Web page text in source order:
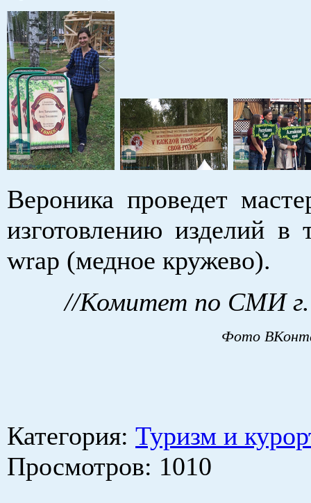
Вероника проведет
изготовлению изделий в
wrap (медное кружево).
//Комитет по СМИ г.
Фото
Категория: Туризм и
Просмотров: 1010